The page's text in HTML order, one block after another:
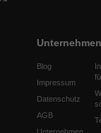
Unternehmen
Blog
Impressum
Datenschutz
AGB